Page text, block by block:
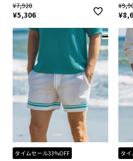
¥7,920
¥5,306
¥
¥
タイムセール33%OFF タ